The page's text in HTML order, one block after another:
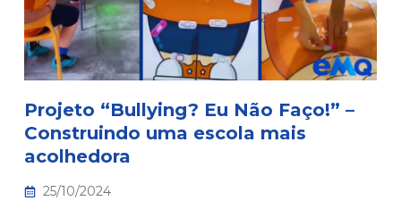
Projeto “Bullying? Eu Não Faço!” –
Construindo uma escola mais
acolhedora
25/10/2024